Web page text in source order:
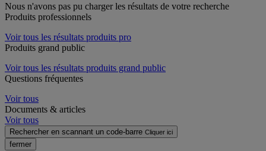
Nous n'avons pas pu charger les résultats de votre recherche
Produits professionnels
Voir tous les résultats produits pro
Produits grand public
Voir tous les résultats produits grand public
Questions fréquentes
Voir tous
Documents & articles
Voir tous
Rechercher en scannant un code-barre Cliquer ici
fermer